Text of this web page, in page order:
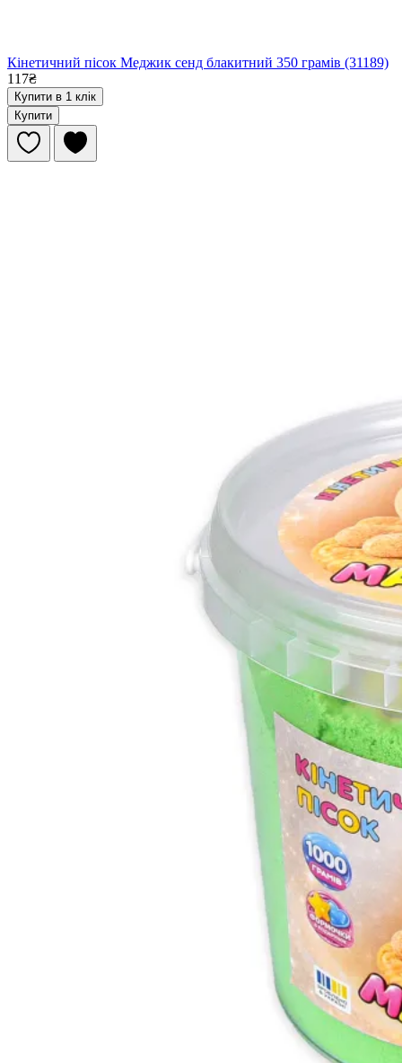
Кінетичний пісок Меджик сенд блакитний 350 грамів (31189)
117₴
Купити в 1 клік
Купити